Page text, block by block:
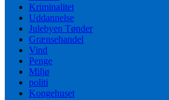
Kriminalitet
Uddannelse
Julebyen Tønder
Grænsehandel
Vind
Penge
Miljø
politi
Kongehuset